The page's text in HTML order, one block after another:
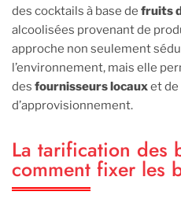
des cocktails à base de fruits
alcoolisées provenant de
approche non seulement
l’environnement, mais elle
des fournisseurs locauxet de
d’approvisionnement.
La tarification des
comment fixer les